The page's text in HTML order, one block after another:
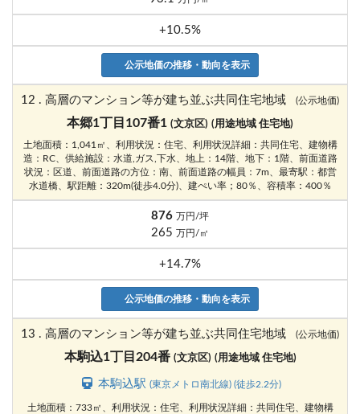
+10.5%
公示地価の推移・動向を表示
12 . 高層のマンション等が建ち並ぶ共同住宅地域 (公示地価)
本郷1丁目107番1 (文京区) (用途地域 住宅地)
土地面積：1,041㎡、利用状況：住宅、利用状況詳細：共同住宅、建物構
造：RC、供給施設：水道,ガス,下水、地上：14階、地下：1階、前面道路
状況：区道、前面道路の方位：南、前面道路の幅員：7m、最寄駅：都営
水道橋、駅距離：320m(徒歩4.0分)、建ぺい率；80％、容積率：400％
876 万円/坪
265 万円/㎡
+14.7%
公示地価の推移・動向を表示
13 . 高層のマンション等が建ち並ぶ共同住宅地域 (公示地価)
本駒込1丁目204番 (文京区) (用途地域 住宅地)
本駒込駅 (東京メトロ南北線) (徒歩2.2分)
土地面積：733㎡、利用状況：住宅、利用状況詳細：共同住宅、建物構